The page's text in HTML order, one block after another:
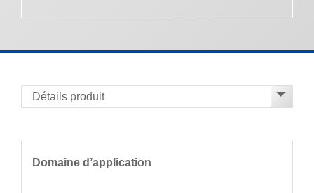
Domaine d’application